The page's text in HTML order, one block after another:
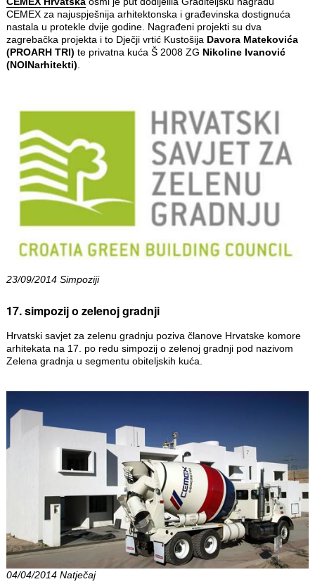
CEMEX za najuspješnija arhitektonska i građevinska dostignuća
nastala u protekle dvije godine. Nagrađeni projekti su dva
zagrebačka projekta i to Dječji vrtić Kustošija Davora Matekovića
(PROARH TRI) te privatna kuća Š 2008 ZG Nikoline Ivanović
(NOINarhitekti)
23/09/2014 Simpoziji
17. simpozij o zelenoj gradnji
Hrvatski savjet za zelenu gradnju poziva članove Hrvatske komore
arhitekata na 17. po redu simpozij o zelenoj gradnji pod nazivom
Zelena gradnja u segmentu obiteljskih kuća.
04/04/2014 Natječaj